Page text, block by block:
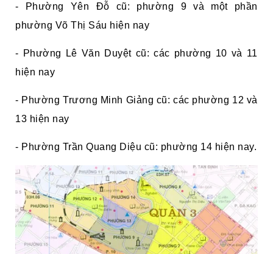
- Phường Yên Đỗ cũ: phường 9 và một phần
phường Võ Thị Sáu hiện nay
- Phường Lê Văn Duyệt cũ: các phường 10 và 11
hiện nay
- Phường Trương Minh Giảng cũ: các phường 12 và
13 hiện nay
- Phường Trần Quang Diệu cũ: phường 14 hiện nay.